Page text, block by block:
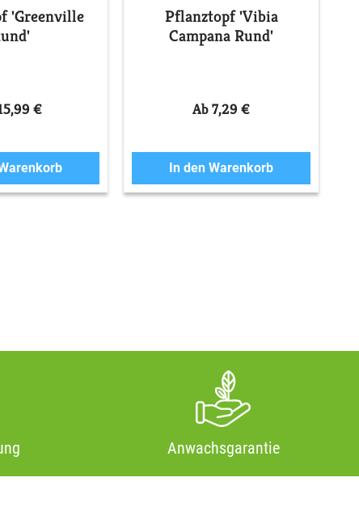
'Greenville
€
Pflanztopf 'Vibia
Campana Rund'
Ab 7,29 €
In den Warenkorb
Anwachsgarantie